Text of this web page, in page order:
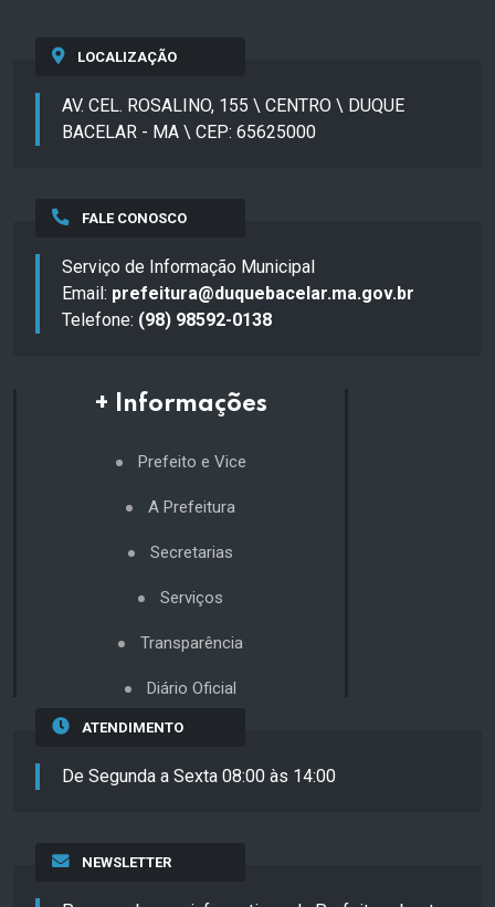
LOCALIZAÇÃO
AV. CEL. ROSALINO, 155 \ CENTRO \ DUQUE
BACELAR - MA \ CEP: 65625000
FALE CONOSCO
Serviço de Informação Municipal
Email: prefeitura@duquebacelar.ma.gov.br
Telefone: (98) 98592-0138
+ Informações
Prefeito e Vice
A Prefeitura
Secretarias
Serviços
Transparência
Diário Oficial
ATENDIMENTO
De Segunda a Sexta 08:00 às 14:00
NEWSLETTER